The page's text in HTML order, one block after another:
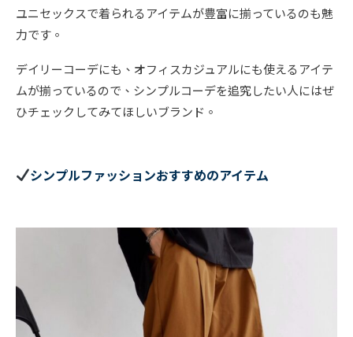
ユニセックスで着られるアイテムが豊富に揃っているのも魅
力です。
デイリーコーデにも、オフィスカジュアルにも使えるアイテ
ムが揃っているので、シンプルコーデを追究したい人にはぜ
ひチェックしてみてほしいブランド。
シンプルファッションおすすめのアイテム